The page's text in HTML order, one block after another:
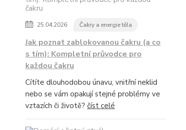
25.04.2026 Čakry a energie těla
Jak poznat zablokovanou čakru (a co
s tím): Kompletní průvodce pro
každou čakru
Cítíte dlouhodobou únavu, vnitřní neklid
nebo se vám opakují stejné problémy ve
vztazích či životě? číst celé